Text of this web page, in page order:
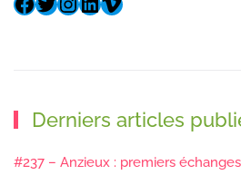
Derniers articles
#237 – Anzieux : premiers